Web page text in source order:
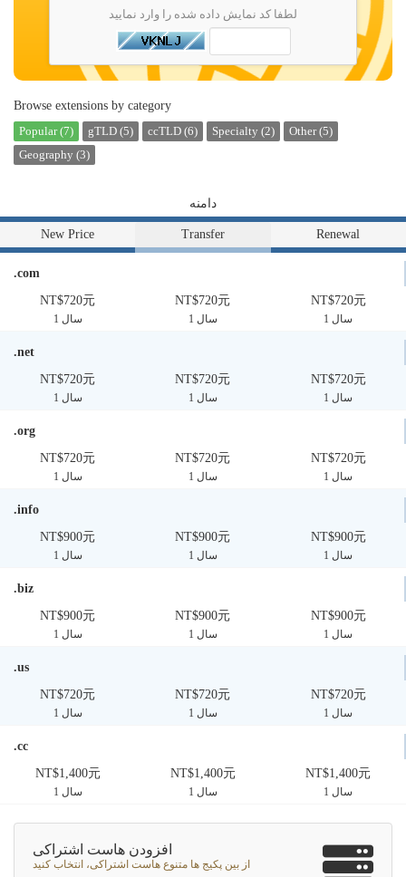
لطفا کد نمایش داده شده را وارد نمایید
Browse extensions by category
Popular (7) gTLD (5) ccTLD (6) Specialty (2)
Other (5)
Geography (3)
دامنه
New Price Transfer Renewal
.com
NT$720元
1 سال
NT$720元
1 سال
NT$720元
1 سال
.net
NT$720元
1 سال
NT$720元
1 سال
NT$720元
1 سال
.org
NT$720元
1 سال
NT$720元
1 سال
NT$720元
1 سال
.info
NT$900元
1 سال
NT$900元
1 سال
NT$900元
1 سال
.biz
NT$900元
1 سال
NT$900元
1 سال
NT$900元
1 سال
.us
NT$720元
1 سال
NT$720元
1 سال
NT$720元
1 سال
.cc
NT$1,400元
1 سال
NT$1,400元
1 سال
NT$1,400元
1 سال
افزودن هاست اشتراکی
از بین پکیج ها متنوع هاست اشتراکی، انتخاب کنید